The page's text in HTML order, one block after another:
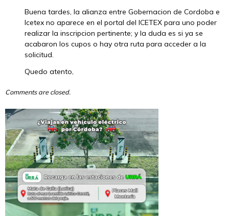
Buena tardes, la alianza entre Gobernacion de Cordoba e
Icetex no aparece en el portal del ICETEX para uno poder
realizar la inscripcion pertinente; y la duda es si ya se
acabaron los cupos o hay otra ruta para acceder a la
solicitud.
Quedo atento,
Comments are closed.